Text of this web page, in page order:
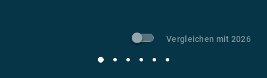
Vergleichen mit 2026